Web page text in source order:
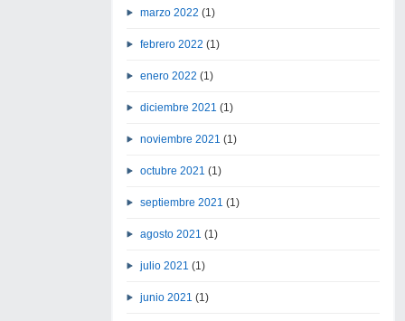
marzo 2022 (1)
febrero 2022 (1)
enero 2022 (1)
diciembre 2021 (1)
noviembre 2021 (1)
octubre 2021 (1)
septiembre 2021 (1)
agosto 2021 (1)
julio 2021 (1)
junio 2021 (1)